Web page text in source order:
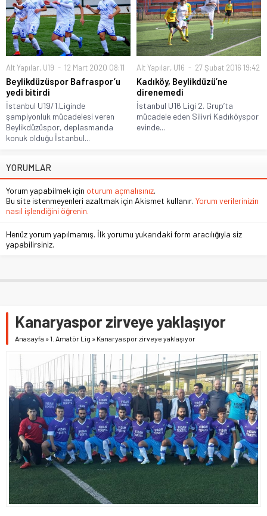
Alt Yapılar, U19 12 Mart 2020 08:11
Beylikdüzüspor Bafraspor’u
yedi bitirdi
İstanbul U19/1.Liginde
şampiyonluk mücadelesi veren
Beylikdüzüspor, deplasmanda
konuk olduğu İstanbul...
Alt Yapılar, U16 27 Şubat 2016 19:42
Kadıköy, Beylikdüzü’ne
direnemedi
İstanbul U16 Ligi 2. Grup’ta
mücadele eden Silivri Kadıköyspor
evinde...
YORUMLAR
Yorum yapabilmek için oturum açmalısınız.
Bu site istenmeyenleri azaltmak için Akismet kullanır. Yorum verilerinizin
nasıl işlendiğini öğrenin.
Henüz yorum yapılmamış. İlk yorumu yukarıdaki form aracılığıyla siz
yapabilirsiniz.
Kanaryaspor zirveye yaklaşıyor
Anasayfa »1. Amatör Lig » Kanaryaspor zirveye yaklaşıyor